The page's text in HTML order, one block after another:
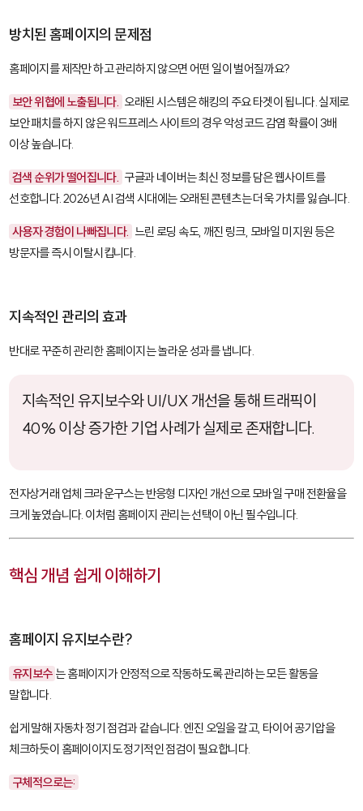
방치된 홈페이지의 문제점
홈페이지를 제작만 하고 관리하지 않으면 어떤 일이 벌어질까요?
보안 위협에 노출됩니다. 오래된 시스템은 해킹의 주요 타겟이 됩니다. 실제로
보안 패치를 하지 않은 워드프레스 사이트의 경우 악성코드 감염 확률이 3배
이상 높습니다.
검색 순위가 떨어집니다. 구글과 네이버는 최신 정보를 담은 웹사이트를
선호합니다. 2026년 AI 검색 시대에는 오래된 콘텐츠는 더욱 가치를 잃습니다.
사용자 경험이 나빠집니다. 느린 로딩 속도, 깨진 링크, 모바일 미지원 등은
방문자를 즉시 이탈시킵니다.
지속적인 관리의 효과
반대로 꾸준히 관리한 홈페이지는 놀라운 성과를 냅니다.
지속적인 유지보수와 UI/UX 개선을 통해 트래픽이
40% 이상 증가한 기업 사례가 실제로 존재합니다.
전자상거래 업체 크라운구스는 반응형 디자인 개선으로 모바일 구매 전환율을
크게 높였습니다. 이처럼 홈페이지 관리는 선택이 아닌 필수입니다.
핵심 개념 쉽게 이해하기
홈페이지 유지보수란?
유지보수 는 홈페이지가 안정적으로 작동하도록 관리하는 모든 활동을
말합니다.
쉽게 말해 자동차 정기 점검과 같습니다. 엔진 오일을 갈고, 타이어 공기압을
체크하듯이 홈페이이지도 정기적인 점검이 필요합니다.
구체적으로는: